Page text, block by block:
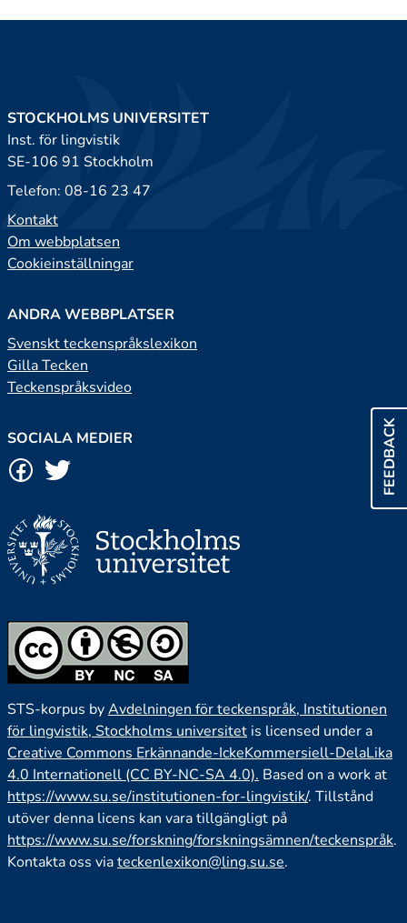
FEEDBACK
STOCKHOLMS UNIVERSITET
Inst. för lingvistik
SE-106 91 Stockholm
Telefon: 08-16 23 47
Kontakt
Om webbplatsen
Cookieinställningar
ANDRA WEBBPLATSER
Svenskt teckenspråkslexikon
Gilla Tecken
Teckenspråksvideo
SOCIALA MEDIER
STS-korpus byAvdelningen för teckenspråk, Institutionen
för lingvistik, Stockholms universitet is licensed under a
Creative Commons Erkännande-IckeKommersiell-DelaLika
4.0 Internationell (CC BY-NC-SA 4.0). Based on a work at
https://www.su.se/institutionen-for-lingvistik/. Tillstånd
utöver denna licens kan vara tillgängligt på
https://www.su.se/forskning/forskningsämnen/teckenspråk.
Kontakta oss viateckenlexikon@ling.su.se.